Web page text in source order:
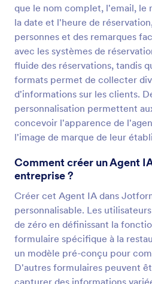
que le nom complet, l'email, le
la date et l'heure de
personnes et des remarques
avec les systèmes de
fluide des réservations, tandis
formats permet de collecter
d'informations sur les clients.
personnalisation permettent
concevoir l'apparence de
l'image de marque de leur
Comment créer un Agent
entreprise ?
Créer cet Agent IA dans
personnalisable. Les
de zéro en définissant la
formulaire spécifique à la
un modèle pré-conçu pour
D'autres formulaires peuvent
capturer des informations